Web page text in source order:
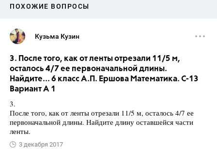
ПОХОЖИЕ ВОПРОСЫ
Кузьма Кузин
3. После того, как от ленты отрезали 11/5 м,
осталось 4/7 ее первоначальной длины.
Найдите... 6 класс А.П. Ершова Математика. С-13
Вариант А 1
3.
После того, как от ленты отрезали 11/5 м, осталось 4/7 ее
первоначальной длины. Найдите длину оставшейся части
ленты.
3 декабря 2017